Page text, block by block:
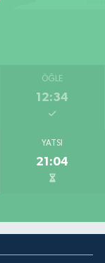
ÖĞLE
12:34
YATSI
21:04